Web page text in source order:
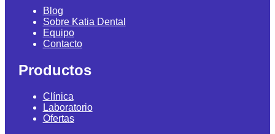
Blog
Sobre Katia Dental
Equipo
Contacto
Productos
Clínica
Laboratorio
Ofertas